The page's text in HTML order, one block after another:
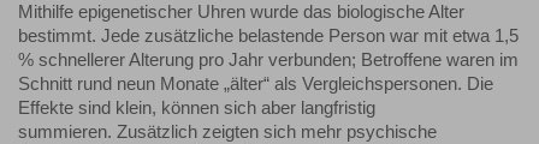
Mithilfe epigenetischer Uhren wurde das biologische Alter
bestimmt. Jede zusätzliche belastende Person war mit etwa 1,5
% schnellerer Alterung pro Jahr verbunden; Betroffene waren im
Schnitt rund neun Monate „älter“ als Vergleichspersonen. Die
Effekte sind klein, können sich aber langfristig
summieren. Zusätzlich zeigten sich mehr psychische